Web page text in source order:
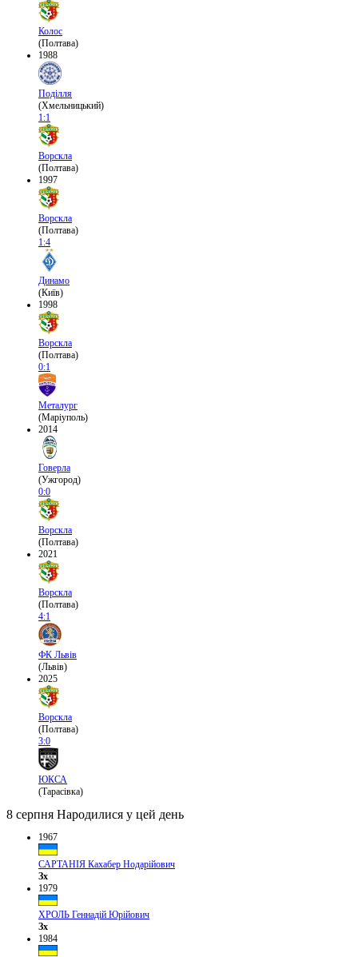
Колос
(Полтава)
1988
Поділля
(Хмельницький)
1:1
Ворскла
(Полтава)
1997
Ворскла
(Полтава)
1:4
Динамо
(Київ)
1998
Ворскла
(Полтава)
0:1
Металург
(Маріуполь)
2014
Говерла
(Ужгород)
0:0
Ворскла
(Полтава)
2021
Ворскла
(Полтава)
4:1
ФК Львів
(Львів)
2025
Ворскла
(Полтава)
3:0
ЮКСА
(Тарасівка)
8 серпня Народилися у цей день
1967
САРТАНІЯ Кахабер Нодарійович
Зх
1979
ХРОЛЬ Геннадій Юрійович
Зх
1984